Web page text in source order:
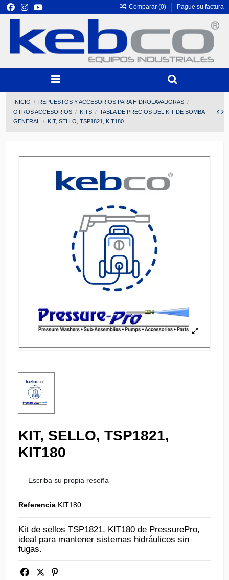
Comparar (0) Pague su factura
INICIO
REPUESTOS Y ACCESORIOS PARA HIDROLAVADORAS
OTROS ACCESORIOS
KITS
TABLA DE PRECIOS DEL KIT DE BOMBA
GENERAL
KIT, SELLO, TSP1821, KIT180
KIT, SELLO, TSP1821,
KIT180
Escriba su propia reseña
Referencia KIT180
Kit de sellos TSP1821, KIT180 de PressurePro,
ideal para mantener sistemas hidráulicos sin
fugas.